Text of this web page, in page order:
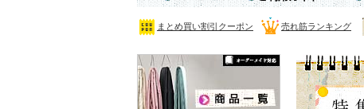
まとめ買い割引クーポン 売れ筋ランキング